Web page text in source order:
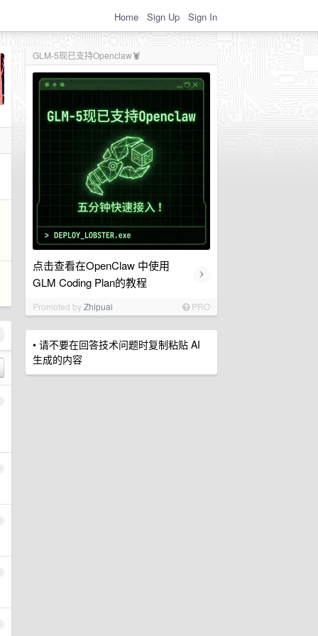
Home Sign Up Sign In
GLM-5现已支持Openclaw🦞
点击查看在OpenClaw 中使用
GLM Coding Plan的教程
›
Promoted byZhipuai PRO
• 请不要在回答技术问题时复制粘贴 AI
生成的内容